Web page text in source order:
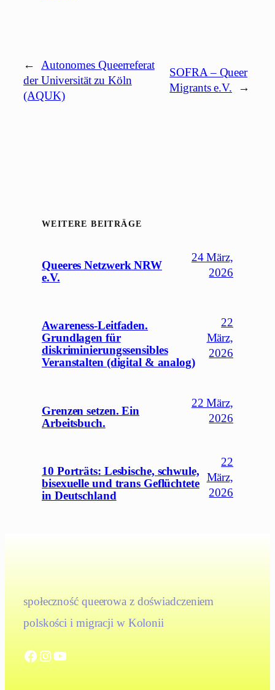
←
Autonomes Queerreferat
der Universität zu Köln
(AQUK)
SOFRA – Queer
Migrants e.V.
→
WEITERE BEITRÄGE
Queeres Netzwerk NRW
e.V.
24 März,
2026
Awareness-Leitfaden.
Grundlagen für
diskriminierungssensibles
Veranstalten (digital & analog)
22
März,
2026
Grenzen setzen. Ein
Arbeitsbuch.
22 März,
2026
10 Porträts: Lesbische, schwule,
bisexuelle und trans Geflüchtete
in Deutschland
22
März,
2026
społeczność queerowa z doświadczeniem
polskości i migracji w Kolonii
Facebook Instagram YouTube